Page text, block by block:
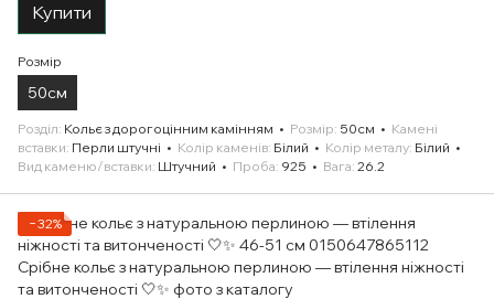
Купити
Розмір
50см
Розділ Кольє з дорогоцінним камінням Розмір 50см
Камені
вставки Перли штучні Колір каменів Білий Колір металу Білий
Вид каменю/вставки Штучний Проба 925 Вага 26.2
−32%